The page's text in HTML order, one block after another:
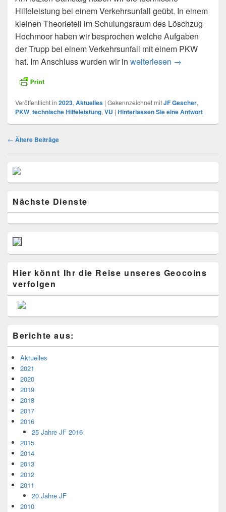
Hilfeleistung bei einem Verkehrsunfall geübt. In einem
kleinen Theorieteil im Schulungsraum des Löschzug
Hochmoor haben wir besprochen welche Aufgaben
der Trupp bei einem Verkehrsunfall mit einem PKW
hat. Im Anschluss wurden wir in weiterlesen 21.10.2023 –
→
Veröffentlicht in 2023, Aktuelles | Gekennzeichnet mitJF Gescher,
PKW, technische Hilfeleistung, VU | Hinterlassen Sie eine Antwort
Beitragsnavigation
← Ältere Beiträge
Primärer
Seitenleisten
Widget-
Nächste Dienste
Hier könnt Ihr die Reise unseres Geocoins
verfolgen
Berichte aus:
Aktuelles
2021
2020
2019
2018
2017
2016
25 Jahre JF 2016
2015
2014
2013
2012
2011
20 Jahre JF
2010